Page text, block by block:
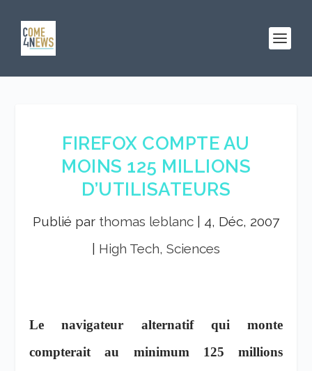
FIREFOX COMPTE AU
MOINS 125 MILLIONS
D’UTILISATEURS
Publié par thomas leblanc
4, Déc, 2007
High Tech, Sciences
Le navigateur alternatif qui monte
compterait au minimum 125 millions